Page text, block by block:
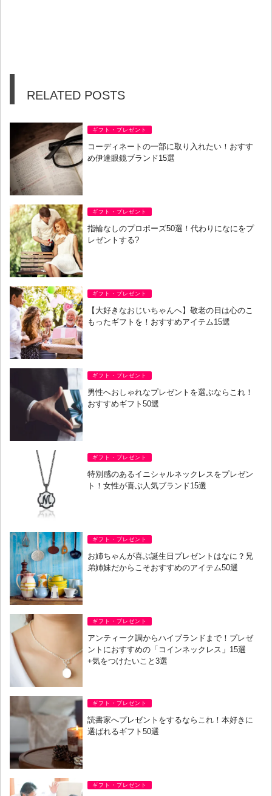
RELATED POSTS
ギフト・プレゼント
コーディネートの一部に取り入れたい！おすす
め伊達眼鏡ブランド15選
ギフト・プレゼント
指輪なしのプロポーズ50選！代わりになにをプ
レゼントする?
ギフト・プレゼント
【大好きなおじいちゃんへ】敬老の日は心のこ
もったギフトを！おすすめアイテム15選
ギフト・プレゼント
男性へおしゃれなプレゼントを選ぶならこれ！
おすすめギフト50選
ギフト・プレゼント
特別感のあるイニシャルネックレスをプレゼン
ト！女性が喜ぶ人気ブランド15選
ギフト・プレゼント
お姉ちゃんが喜ぶ誕生日プレゼントはなに？兄
弟姉妹だからこそおすすめのアイテム50選
ギフト・プレゼント
アンティーク調からハイブランドまで！プレゼ
ントにおすすめの「コインネックレス」15選
+気をつけたいこと3選
ギフト・プレゼント
読書家へプレゼントをするならこれ！本好きに
選ばれるギフト50選
ギフト・プレゼント